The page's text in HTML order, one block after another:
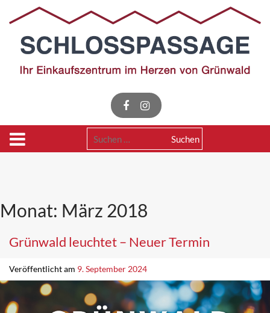
Suchen
Monat: März 2018
Grünwald leuchtet – Neuer Termin
Veröffentlicht am 9. September 2024